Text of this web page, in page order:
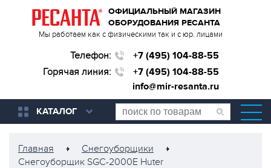
ОФИЦИАЛЬНЫЙ МАГАЗИН
ОБОРУДОВАНИЯ РЕСАНТА
Мы работаем как с физическими так и с юр. лицами
Телефон:
+7 (495) 104-88-55
Горячая линия:
+7 (495) 104-88-55
info@mir-resanta.ru
КАТАЛОГ
Главная
Снегоуборщики
Снегоуборщик SGC-2000E Huter